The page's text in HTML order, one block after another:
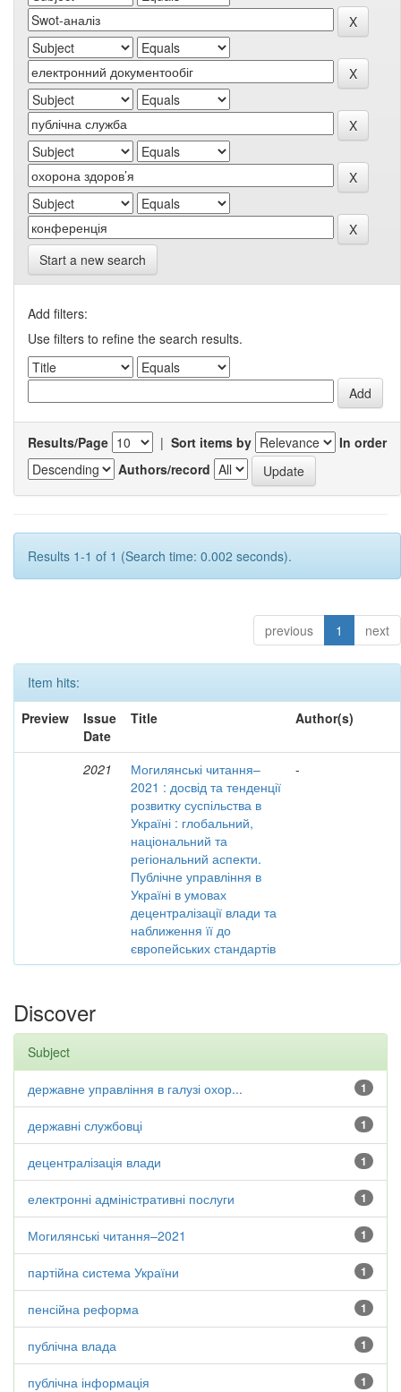
Start a new search
Add filters:
Use filters to refine the search results.
Results/Page | Sort items by
In order
Authors/record
Results 1-1 of 1 (Search time: 0.002 seconds).
previous 1 next
Item hits:
Preview
Issue
Date
Title Author(s)
2021
Могилянські читання–
2021 : досвід та тенденції
розвитку суспільства в
Україні : глобальний,
національний та
регіональний аспекти.
Публічне управління в
Україні в умовах
децентралізації влади та
наближення її до
європейських стандартів
-
Discover
Subject
1
державне управління в галузі охор...
1
державні службовці
1
децентралізація влади
1
електронні адміністративні послуги
1
Могилянські читання–2021
1
партійна система України
1
пенсійна реформа
1
публічна влада
1
публічна інформація